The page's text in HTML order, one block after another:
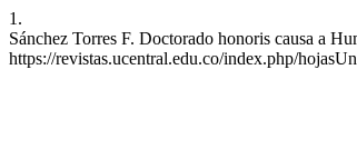
1.
Sánchez Torres F. Doctorado honoris causa a
https://revistas.ucentral.edu.co/index.php/